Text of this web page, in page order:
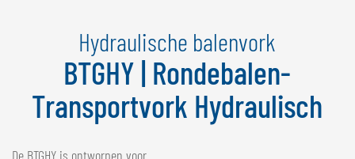
ZWITSERLAND
GÖWEIL Schweiz
Hydraulische balenvork
BTGHY | Rondebalen-
Transportvork Hydraulisch
De BTGHY is ontworpen voor